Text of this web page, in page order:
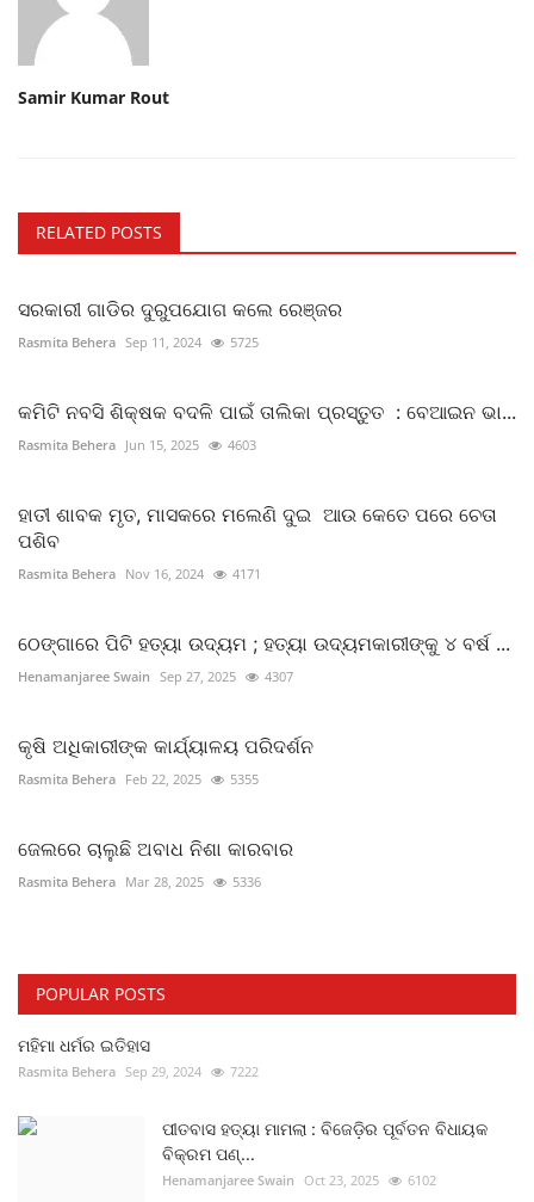
Samir Kumar Rout
RELATED POSTS
ସରକାରୀ ଗାଡିର ଦୁରୁପଯୋଗ କଲେ ରେଞ୍ଜର
Rasmita Behera Sep 11, 2024 5725
କମିଟି ନବସି ଶିକ୍ଷକ ବଦଳି ପାଇଁ ତାଲିକା ପ୍ରସ୍ତୁତ : ବେଆଇନ ଭା...
Rasmita Behera Jun 15, 2025 4603
ହାତୀ ଶାବକ ମୃତ, ମାସକରେ ମଲେଣି ଦୁଇ ଆଉ କେତେ ପରେ ଚେତା
ପଶିବ
Rasmita Behera Nov 16, 2024 4171
ଠେଙ୍ଗାରେ ପିଟି ହତ୍ୟା ଉଦ୍ୟମ ; ହତ୍ୟା ଉଦ୍ୟମକାରୀଙ୍କୁ ୪ ବର୍ଷ ...
Henamanjaree Swain Sep 27, 2025 4307
କୃଷି ଅଧିକାରୀଙ୍କ କାର୍ଯ୍ୟାଳୟ ପରିଦର୍ଶନ
Rasmita Behera Feb 22, 2025 5355
ଜେଲରେ ଚାଲୁଛି ଅବାଧ ନିଶା କାରବାର
Rasmita Behera Mar 28, 2025 5336
POPULAR POSTS
ମହିମା ଧର୍ମର ଇତିହାସ
Rasmita Behera Sep 29, 2024 7222
ପୀତବାସ ହତ୍ୟା ମାମଲା : ବିଜେଡ଼ିର ପୂର୍ବତନ ବିଧାୟକ
ବିକ୍ରମ ପଣ୍...
Henamanjaree Swain Oct 23, 2025 6102